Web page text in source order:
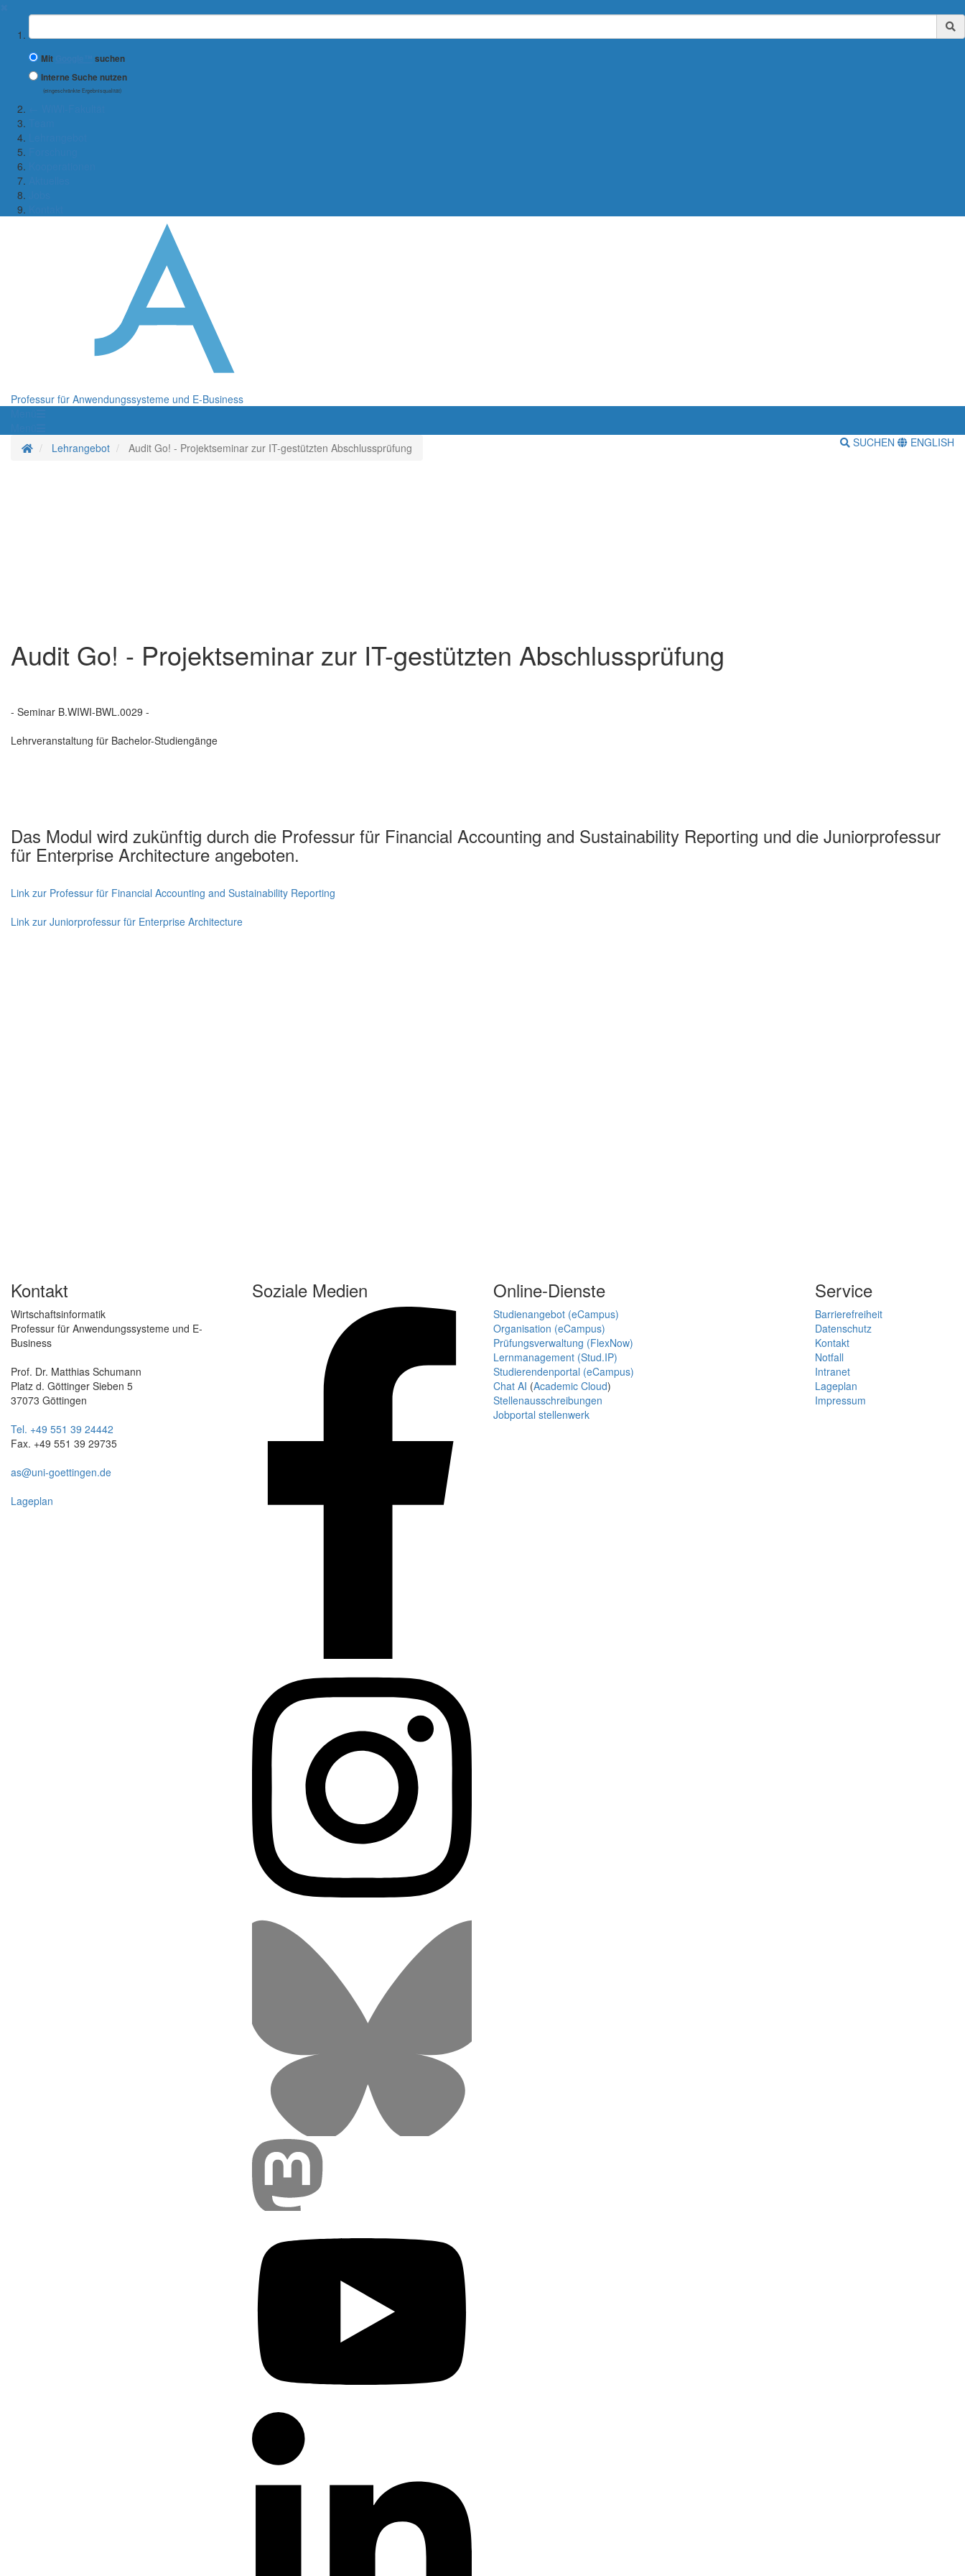
Suchbegriff
Mit
suchen
Interne Suche nutzen
(eingeschränkte Ergebnisqualität)
Professur für Anwendungssysteme und E-Business
StartseiteLehrangebot Audit Go! - Projektseminar zur IT-gestützten Abschlussprüfung SUCHEN ENGLISH
Audit Go! - Projektseminar zur IT-gestützten Abschlussprüfung
- Seminar B.WIWI-BWL.0029 -
Lehrveranstaltung für Bachelor-Studiengänge
Das Modul wird zukünftig durch die Professur für Financial Accounting and Sustainability Reporting und die Juniorprofessur
für Enterprise Architecture angeboten.
Link zur Professur für Financial Accounting and Sustainability Reporting
Link zur Juniorprofessur für Enterprise Architecture
Kontakt
Wirtschaftsinformatik
Professur für Anwendungssysteme und E-
Business
Prof. Dr. Matthias Schumann
Platz d. Göttinger Sieben 5
37073 Göttingen
Tel. +49 551 39 24442
Fax. +49 551 39 29735
as@uni-goettingen.de
Lageplan
Soziale Medien Online-Dienste
Studienangebot (eCampus)
Organisation (eCampus)
Prüfungsverwaltung (FlexNow)
Lernmanagement (Stud.IP)
Studierendenportal (eCampus)
Chat AI (Academic Cloud)
Stellenausschreibungen
Jobportal stellenwerk
Service
Barrierefreiheit
Datenschutz
Kontakt
Notfall
Intranet
Lageplan
Impressum